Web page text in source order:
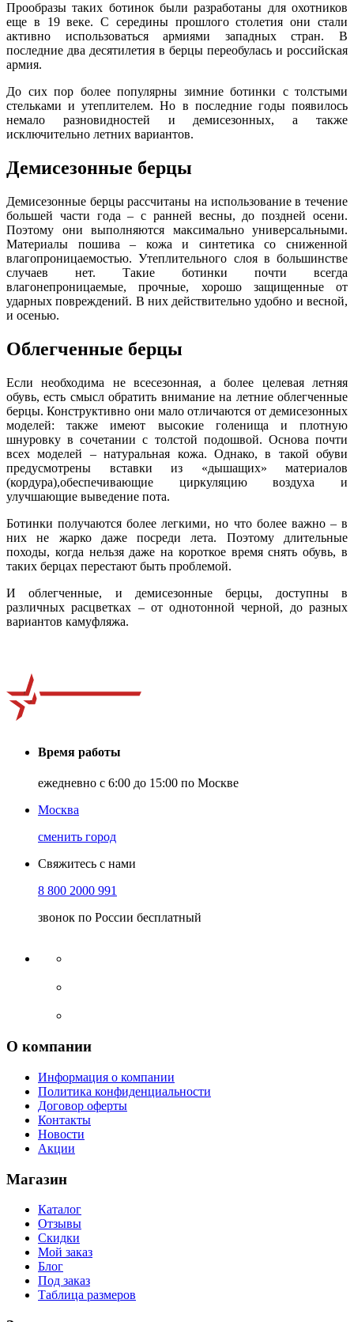
Прообразы таких ботинок были разработаны для охотников
еще в 19 веке. С середины прошлого столетия они стали
активно использоваться армиями западных стран. В
последние два десятилетия в берцы переобулась и российская
армия.
До сих пор более популярны зимние ботинки с толстыми
стельками и утеплителем. Но в последние годы появилось
немало разновидностей и демисезонных, а также
исключительно летних вариантов.
Демисезонные берцы
Демисезонные берцы рассчитаны на использование в течение
большей части года – с ранней весны, до поздней осени.
Поэтому они выполняются максимально универсальными.
Материалы пошива – кожа и синтетика со сниженной
влагопроницаемостью. Утеплительного слоя в большинстве
случаев нет. Такие ботинки почти всегда
влагонепроницаемые, прочные, хорошо защищенные от
ударных повреждений. В них действительно удобно и весной,
и осенью.
Облегченные берцы
Если необходима не всесезонная, а более целевая летняя
обувь, есть смысл обратить внимание на летние облегченные
берцы. Конструктивно они мало отличаются от демисезонных
моделей: также имеют высокие голенища и плотную
шнуровку в сочетании с толстой подошвой. Основа почти
всех моделей – натуральная кожа. Однако, в такой обуви
предусмотрены вставки из «дышащих» материалов
(кордура),обеспечивающие циркуляцию воздуха и
улучшающие выведение пота.
Ботинки получаются более легкими, но что более важно – в
них не жарко даже посреди лета. Поэтому длительные
походы, когда нельзя даже на короткое время снять обувь, в
таких берцах перестают быть проблемой.
И облегченные, и демисезонные берцы, доступны в
различных расцветках – от однотонной черной, до разных
вариантов камуфляжа.
Время работы
ежедневно с 6:00 до 15:00 по Москве
Москва
сменить город
Свяжитесь с нами
8 800 2000 991
звонок по России бесплатный
О компании
Информация о компании
Политика конфиденциальности
Договор оферты
Контакты
Новости
Акции
Магазин
Каталог
Отзывы
Скидки
Мой заказ
Блог
Под заказ
Таблица размеров